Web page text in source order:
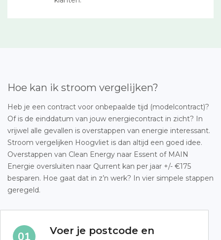
Hoe kan ik stroom vergelijken?
Heb je een contract voor onbepaalde tijd (modelcontract)?
Of is de einddatum van jouw energiecontract in zicht? In
vrijwel alle gevallen is overstappen van energie interessant.
Stroom vergelijken Hoogvliet is dan altijd een goed idee.
Overstappen van Clean Energy naar Essent of MAIN
Energie oversluiten naar Qurrent kan per jaar +/- €175
besparen. Hoe gaat dat in z’n werk? In vier simpele stappen
geregeld.
Voer je postcode en